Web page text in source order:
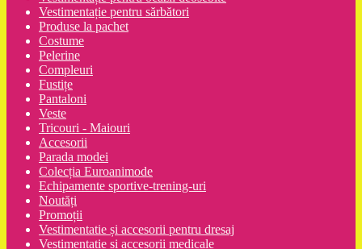
Vestimentație pentru sărbători
Produse la pachet
Costume
Pelerine
Compleuri
Fustițe
Pantaloni
Veste
Tricouri - Maiouri
Accesorii
Parada modei
Colecția Euroanimode
Echipamente sportive-trening-uri
Noutăți
Promoții
Vestimentatie și accesorii pentru dresaj
Vestimentație și accesorii medicale